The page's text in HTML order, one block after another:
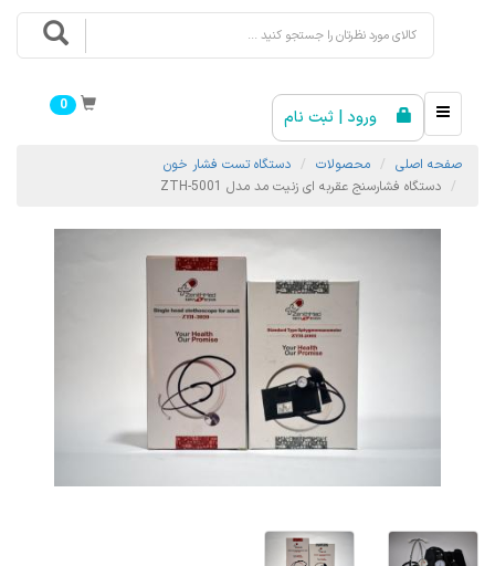
0
ورود | ثبت نام
صفحه اصلی محصولات
دستگاه تست فشار خون
دستگاه فشارسنج عقربه ای زنیت مد مدل ZTH-5001